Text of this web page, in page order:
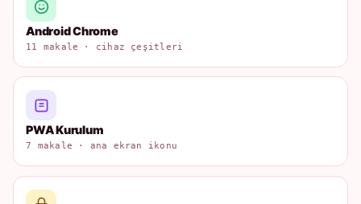
Android Chrome
11 makale · cihaz çeşitleri
PWA Kurulum
7 makale · ana ekran ikonu